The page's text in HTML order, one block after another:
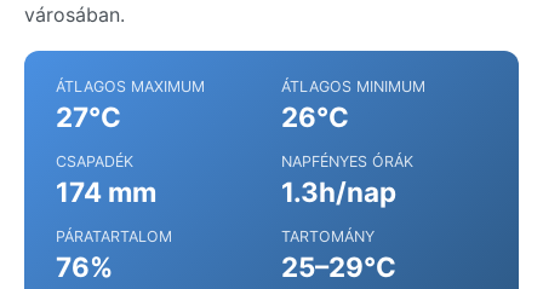
városában.
ÁTLAGOS MAXIMUM
27°C
ÁTLAGOS MINIMUM
26°C
CSAPADÉK
174 mm
NAPFÉNYES ÓRÁK
1.3h/nap
PÁRATARTALOM
76%
TARTOMÁNY
25–29°C